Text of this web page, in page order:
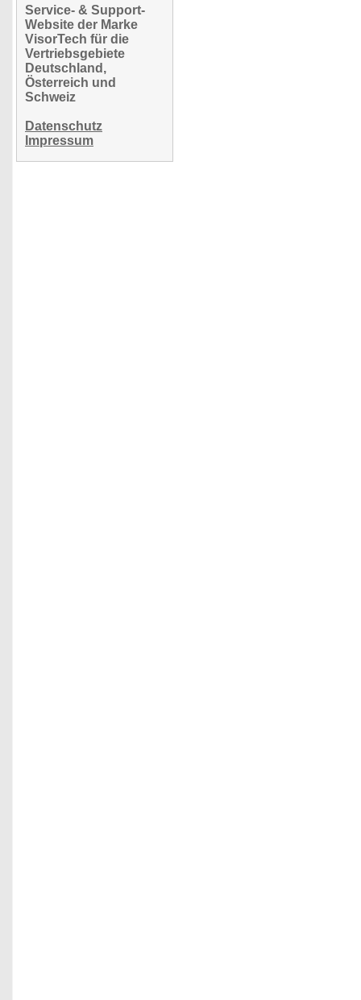
Service- & Support-
Website der Marke
VisorTech für die
Vertriebsgebiete
Deutschland,
Österreich und
Schweiz
Datenschutz
Impressum